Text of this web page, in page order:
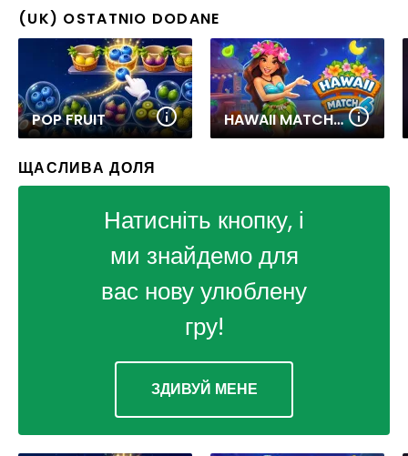
(UK) OSTATNIO DODANE
POP FRUIT HAWAII MATCH 6
ЩАСЛИВА ДОЛЯ
Натисніть кнопку, і
ми знайдемо для
вас нову улюблену
гру!
ЗДИВУЙ МЕНЕ